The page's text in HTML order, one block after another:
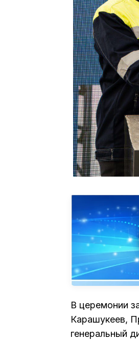
В церемонии
Карашукеев,
генеральный